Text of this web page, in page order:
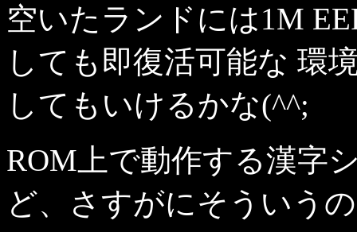
空いたランドには1M
しても即復活可能な 環
してもいけるかな(^^;
ROM上で動作する漢字
ど、さすがにそういう